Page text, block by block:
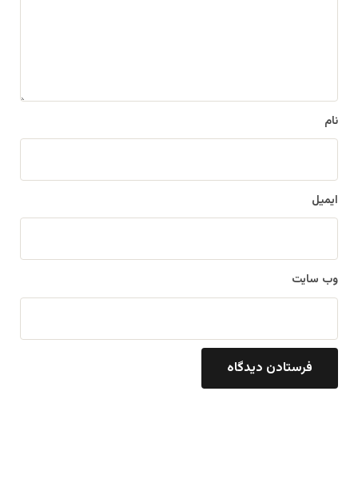
نام
ایمیل
وب‌ سایت